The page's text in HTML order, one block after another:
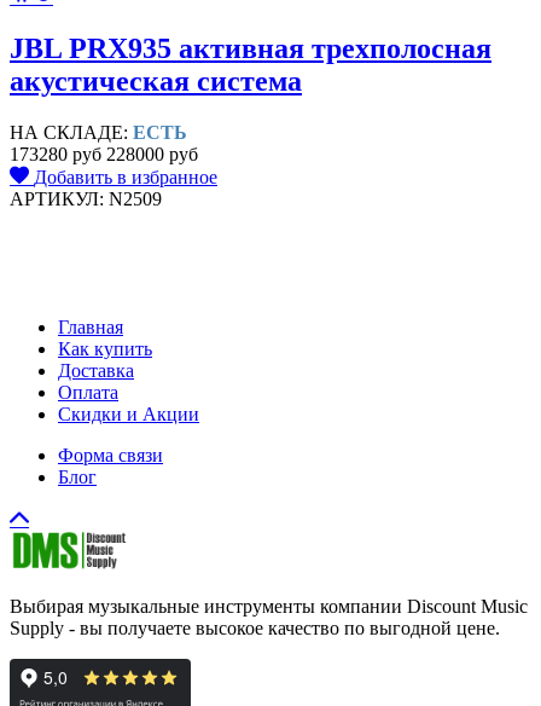
JBL PRX935 активная трехполосная
акустическая система
НА СКЛАДЕ: ЕСТЬ
173280 руб 228000 руб
Добавить в избранное
АРТИКУЛ: N2509
Главная
Как купить
Доставка
Оплата
Скидки и Акции
Форма связи
Блог
Выбирая музыкальные инструменты компании Discount Music
Supply - вы получаете высокое качество по выгодной цене.